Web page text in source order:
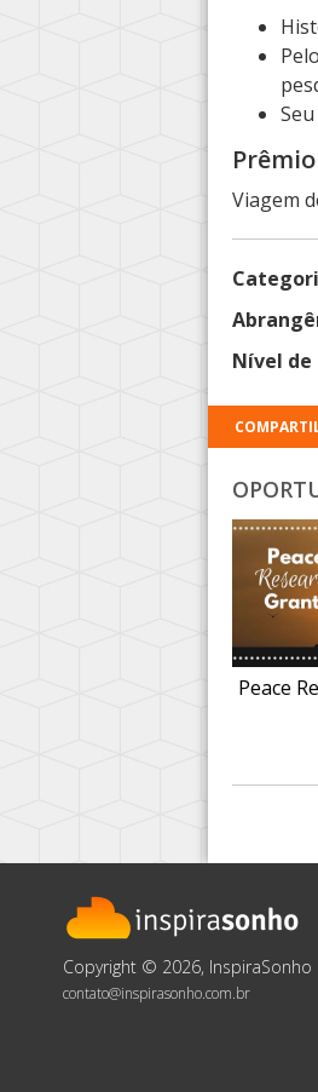
Prêmio
Viagem
Nível de
Peace
Copyright © 2026, InspiraSonho
contato@inspirasonho.com.br